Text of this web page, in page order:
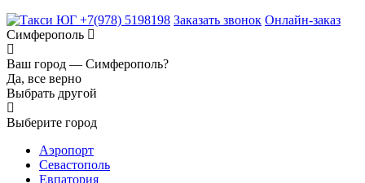
+7(978) 5198198 Заказать звонок Онлайн-заказ
Симферополь
Ваш город — Симферополь?
Да, все верно
Выбрать другой
Выберите город
Аэропорт
Севастополь
Евпатория